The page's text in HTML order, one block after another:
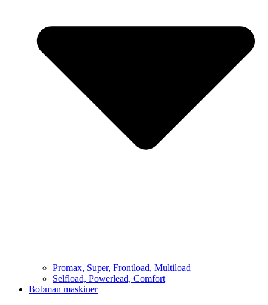
Promax, Super, Frontload, Multiload
Selfload, Powerlead, Comfort
Bobman maskiner